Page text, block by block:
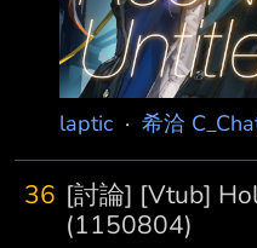
laptic · 希洽
36 [討論] [Vtub]
(1150804)